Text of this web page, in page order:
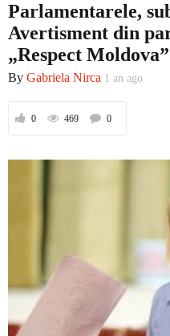
Economic
Parlamentarele,
Avertisment din
„Respect Moldova”
By Gabriela Nirca 1 an ago
0 469 0